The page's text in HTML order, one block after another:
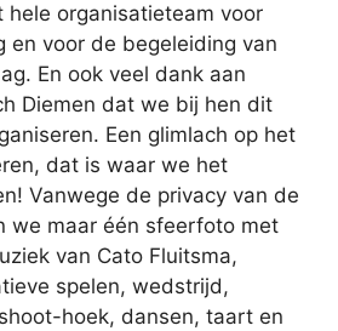
hele organisatieteam voor
en voor de begeleiding van
En ook veel dank aan
Diemen dat we bij hen dit
Een glimlach op het
dat is waar we het
Vanwege de privacy van de
we maar één sfeerfoto met
van Cato Fluitsma,
spelen, wedstrijd,
hoek, dansen, taart en